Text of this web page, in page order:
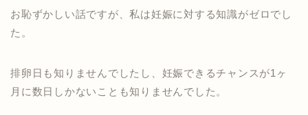
お恥ずかしい話ですが、私は妊娠に対する知識がゼロでし
た。
排卵日も知りませんでしたし、 妊娠できるチャンスが1ヶ
月に数日しかない ことも知りませんでした。